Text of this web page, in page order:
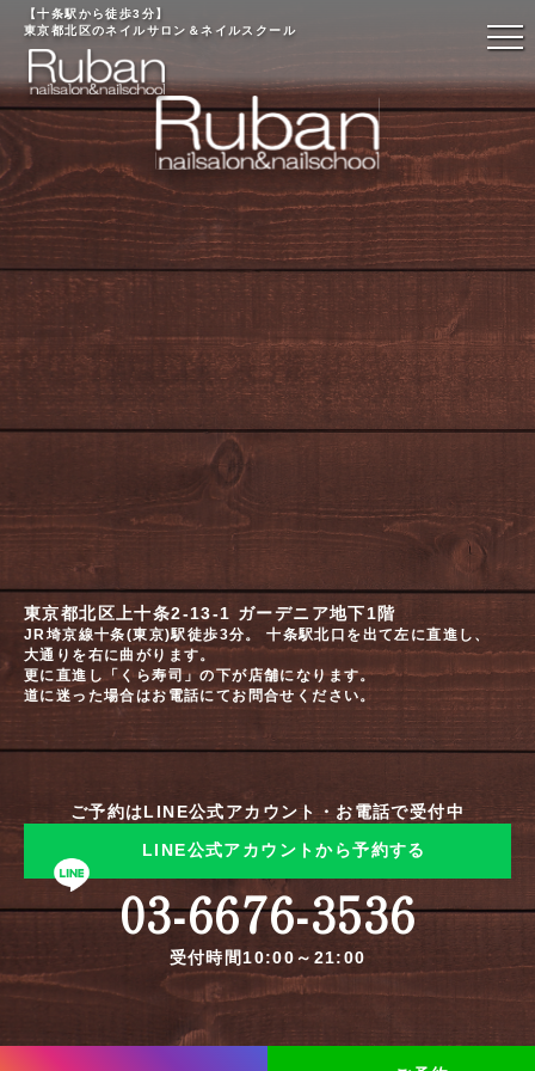
【十条駅から徒歩3分】
東京都北区のネイルサロン＆ネイルスクール
東京都北区上十条2-13-1 ガーデニア地下1階
JR埼京線十条(東京)駅徒歩3分。 十条駅北口を出て左に直進し、
大通りを右に曲がります。
更に直進し「くら寿司」の下が店舗になります。
道に迷った場合はお電話にてお問合せください。
ご予約はLINE公式アカウント・お電話で受付中
LINE公式アカウントから予約する
03-6676-3536
受付時間10:00～21:00